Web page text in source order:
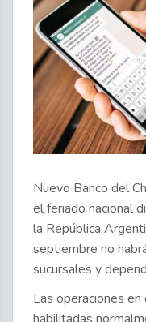
Nuevo Banco del
el feriado nacional
la República
septiembre no
sucursales y
Las operaciones